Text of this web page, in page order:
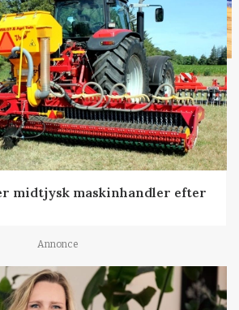
midtjysk maskinhandler efter
Annonce